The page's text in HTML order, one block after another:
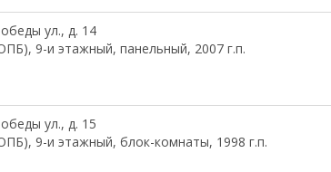
ул., д. 14
9-и этажный, панельный, 2007 г.п.
ул., д. 15
9-и этажный, блок-комнаты, 1998 г.п.